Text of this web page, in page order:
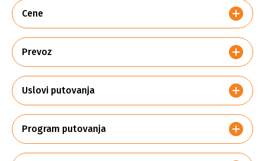
Cene
Prevoz
Uslovi putovanja
Program putovanja